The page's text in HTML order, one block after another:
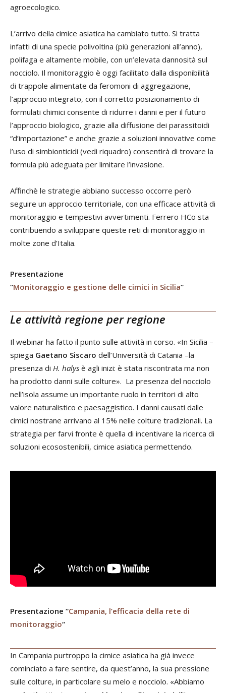
agroecologico.
L’arrivo della cimice asiatica ha cambiato tutto. Si tratta
infatti di una specie polivoltina (più generazioni all’anno),
polifaga e altamente mobile, con un’elevata dannosità sul
nocciolo. Il monitoraggio è oggi facilitato dalla disponibilità
di trappole alimentate da feromoni di aggregazione,
l’approccio integrato, con il corretto posizionamento di
formulati chimici consente di ridurre i danni e per il futuro
l’approccio biologico, grazie alla diffusione dei parassitoidi
“d’importazione” e anche grazie a soluzioni innovative come
l’uso di simbionticidi (vedi riquadro) consentirà di trovare la
formula più adeguata per limitare l’invasione.
Affinchè le strategie abbiano successo occorre però
seguire un approccio territoriale, con una efficace attività di
monitoraggio e tempestivi avvertimenti. Ferrero HCo sta
contribuendo a sviluppare queste reti di monitoraggio in
molte zone d’Italia.
Presentazione
“Monitoraggio e gestione delle cimici in Sicilia“
Le attività regione per regione
Il webinar ha fatto il punto sulle attività in corso. «In Sicilia –
spiega Gaetano Siscaro dell’Università di Catania –la
presenza di H. halys è agli inizi: è stata riscontrata ma non
ha prodotto danni sulle colture». La presenza del nocciolo
nell’isola assume un importante ruolo in territori di alto
valore naturalistico e paesaggistico. I danni causati dalle
cimici nostrane arrivano al 15% nelle colture tradizionali. La
strategia per farvi fronte è quella di incentivare la ricerca di
soluzioni ecosostenibili, cimice asiatica permettendo.
Presentazione “Campania, l’efficacia della rete di
monitoraggio“
In Campania purtroppo la cimice asiatica ha già invece
cominciato a fare sentire, da quest’anno, la sua pressione
sulle colture, in particolare su melo e nocciolo. «Abbiamo